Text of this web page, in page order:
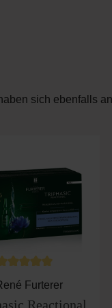
oder
sich ebenfalls
5 von 5 Sternen
Furterer
Reactional